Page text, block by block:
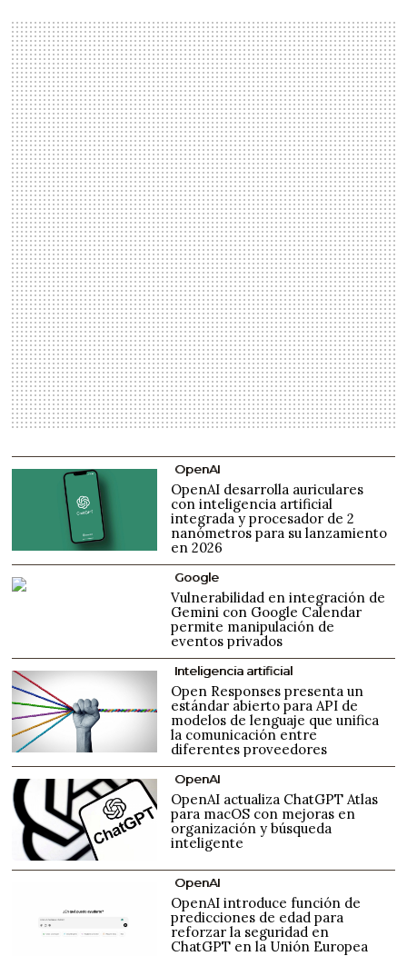
OpenAI
OpenAI desarrolla auriculares
con inteligencia artificial
integrada y procesador de 2
nanómetros para su lanzamiento
en 2026
Google
Vulnerabilidad en integración de
Gemini con Google Calendar
permite manipulación de
eventos privados
Inteligencia artificial
Open Responses presenta un
estándar abierto para API de
modelos de lenguaje que unifica
la comunicación entre
diferentes proveedores
OpenAI
OpenAI actualiza ChatGPT Atlas
para macOS con mejoras en
organización y búsqueda
inteligente
OpenAI
OpenAI introduce función de
predicciones de edad para
reforzar la seguridad en
ChatGPT en la Unión Europea